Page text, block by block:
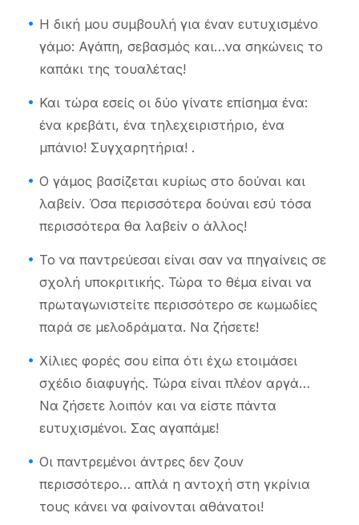
Η δική μου συμβουλή για έναν ευτυχισμένο
γάμο: Αγάπη, σεβασμός και…να σηκώνεις το
καπάκι της τουαλέτας!
Και τώρα εσείς οι δύο γίνατε επίσημα ένα:
ένα κρεβάτι, ένα τηλεχειριστήριο, ένα
μπάνιο! Συγχαρητήρια! .
Ο γάμος βασίζεται κυρίως στο δούναι και
λαβείν. Όσα περισσότερα δούναι εσύ τόσα
περισσότερα θα λαβείν ο άλλος!
Το να παντρεύεσαι είναι σαν να πηγαίνεις σε
σχολή υποκριτικής. Τώρα το θέμα είναι να
πρωταγωνιστείτε περισσότερο σε κωμωδίες
παρά σε μελοδράματα. Να ζήσετε!
Χίλιες φορές σου είπα ότι έχω ετοιμάσει
σχέδιο διαφυγής. Τώρα είναι πλέον αργά…
Να ζήσετε λοιπόν και να είστε πάντα
ευτυχισμένοι. Σας αγαπάμε!
Οι παντρεμένοι άντρες δεν ζουν
περισσότερο… απλά η αντοχή στη γκρίνια
τους κάνει να φαίνονται αθάνατοι!